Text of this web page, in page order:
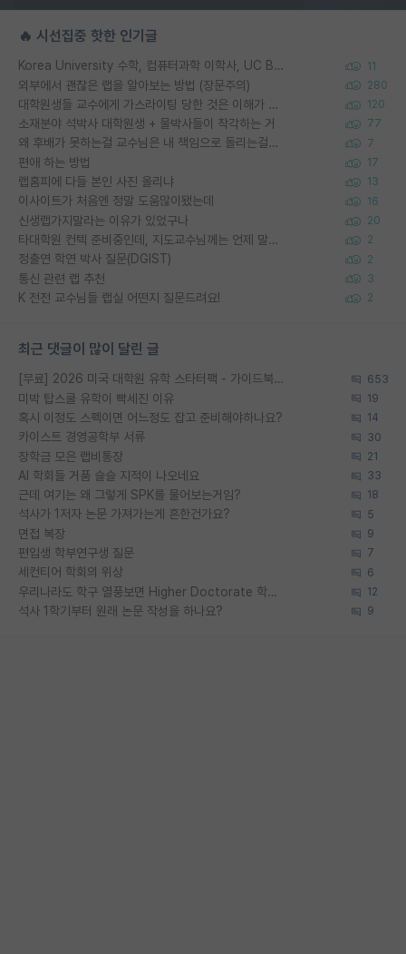
🔥 시선집중 핫한 인기글
Korea University 수학, 컴퓨터과학 이학사, UC Berkeley 산업공학 대학원 공학박사가 되는 것은 쉽지 않겠죠? 11
외부에서 괜찮은 랩을 알아보는 방법 (장문주의) 280
대학원생들 교수에게 가스라이팅 당한 것은 이해가 갑니다. 안타깝네요. 120
소재분야 석박사 대학원생 + 물박사들이 착각하는 거 77
왜 후배가 못하는걸 교수님은 내 책임으로 돌리는걸까요? 7
편애 하는 방법 17
랩홈피에 다들 본인 사진 올리냐 13
이사이트가 처음엔 정말 도움많이됐는데 16
신생랩가지말라는 이유가 있었구나 20
타대학원 컨텍 준비중인데, 지도교수님께는 언제 말씀드려야 할까요? 2
정출연 학연 박사 질문(DGIST) 2
통신 관련 랩 추천 3
K 전전 교수님들 랩실 어떤지 질문드려요! 2
최근 댓글이 많이 달린 글
[무료] 2026 미국 대학원 유학 스타터팩 - 가이드북 & 합격자 컨택메일 템플릿 653
미박 탑스쿨 유학이 빡세진 이유 19
혹시 이정도 스펙이면 어느정도 잡고 준비해야하나요? 14
카이스트 경영공학부 서류 30
장학금 모은 랩비통장 21
AI 학회들 거품 슬슬 지적이 나오네요 33
근데 여기는 왜 그렇게 SPK를 물어보는거임? 18
석사가 1저자 논문 가져가는게 흔한건가요? 5
면접 복장 9
편입생 학부연구생 질문 7
세컨티어 학회의 위상 6
우리나라도 학구 열풍보면 Higher Doctorate 학위가 필요하다고 봅니다. 12
석사 1학기부터 원래 논문 작성을 하나요? 9